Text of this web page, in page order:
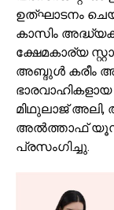
ഉത്‌ഘാടനം
കാസിം
ക്ഷേമകാര്യ
അബ്ദുൾ കരീം
മിഥുലാജ് അലി,
അൽത്താഫ്
പ്രസംഗിച്ചു.